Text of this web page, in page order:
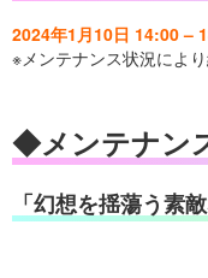
2024年1月10日 14:00 –
※メンテナンス状況によ
◆メンテナン
「幻想を揺蕩う素